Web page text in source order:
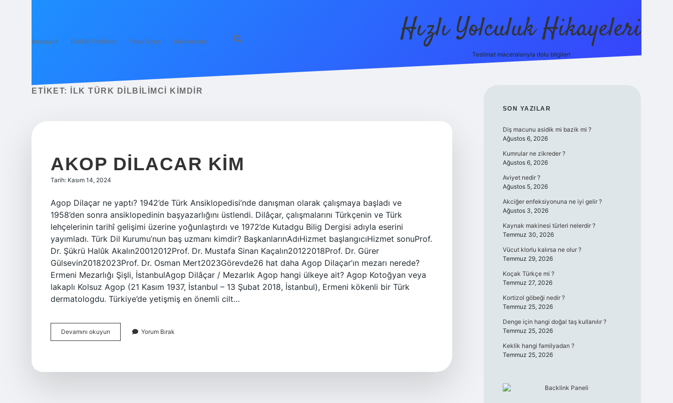
Anasayfa Gizlilik Politikası Yasal Uyarı Hakkımızda Hızlı Yolculuk Hikayeleri
Teslimat maceralarıyla dolu bilgiler!
ETIKET: İLK TÜRK DILBILIMCI KIMDIR
AKOP DILACAR KIM
Tarih: Kasım 14, 2024
Agop Dilaçar ne yaptı? 1942’de Türk Ansiklopedisi’nde danışman olarak çalışmaya başladı ve
1958’den sonra ansiklopedinin başyazarlığını üstlendi. Dilâçar, çalışmalarını Türkçenin ve Türk
lehçelerinin tarihî gelişimi üzerine yoğunlaştırdı ve 1972’de Kutadgu Bilig Dergisi adıyla eserini
yayımladı. Türk Dil Kurumu’nun baş uzmanı kimdir? BaşkanlarınAdıHizmet başlangıcıHizmet sonuProf.
Dr. Şükrü Halûk Akalın20012012Prof. Dr. Mustafa Sinan Kaçalın20122018Prof. Dr. Gürer
Gülsevin20182023Prof. Dr. Osman Mert2023Görevde26 hat daha Agop Dilaçar’ın mezarı nerede?
Ermeni Mezarlığı Şişli, İstanbulAgop Dilâçar / Mezarlık Agop hangi ülkeye ait? Agop Kotoğyan veya
lakaplı Kolsuz Agop (21 Kasım 1937, İstanbul – 13 Şubat 2018, İstanbul), Ermeni kökenli bir Türk
dermatologdu. Türkiye’de yetişmiş en önemli cilt…
Devamını okuyun
Dilacar
Yorum Bırak
SIDEBAR
SON YAZILAR
Diş macunu asidik mi bazik mi ?
Ağustos 6, 2026
Kumrular ne zikreder ?
Ağustos 6, 2026
Aviyet nedir ?
Ağustos 5, 2026
Akciğer enfeksiyonuna ne iyi gelir ?
Ağustos 3, 2026
Kaynak makinesi türleri nelerdir ?
Temmuz 30, 2026
Vücut klorlu kalırsa ne olur ?
Temmuz 29, 2026
Koçak Türkçe mi ?
Temmuz 27, 2026
Kortizol göbeği nedir ?
Temmuz 25, 2026
Denge için hangi doğal taş kullanılır ?
Temmuz 25, 2026
Keklik hangi familyadan ?
Temmuz 25, 2026